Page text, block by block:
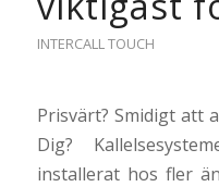
INTERCALL TOUCH
Prisvärt? Smidigt att
Dig?
installerat hos fler